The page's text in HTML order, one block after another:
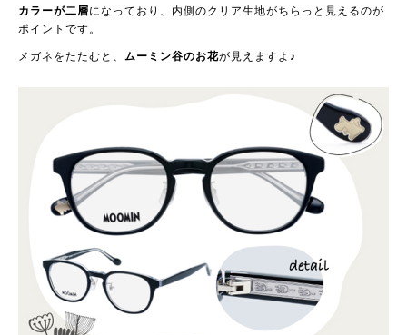
カラーが二層になっており、内側のクリア生地がちらっと見えるのが
ポイントです。
メガネをたたむと、 ムーミン谷のお花が見えますよ♪